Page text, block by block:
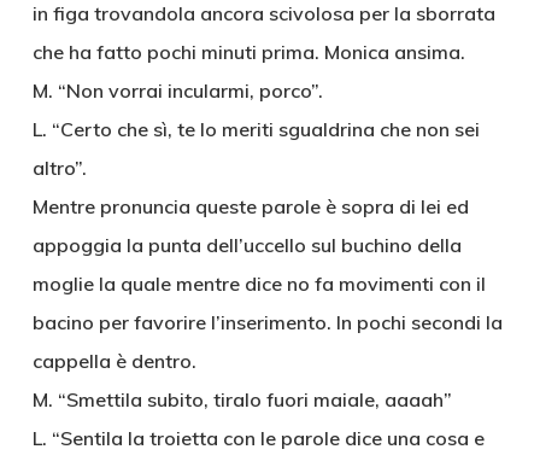
in figa trovandola ancora scivolosa per la sborrata
che ha fatto pochi minuti prima. Monica ansima.
M. “Non vorrai incularmi, porco”.
L. “Certo che sì, te lo meriti sgualdrina che non sei
altro”.
Mentre pronuncia queste parole è sopra di lei ed
appoggia la punta dell’uccello sul buchino della
moglie la quale mentre dice no fa movimenti con il
bacino per favorire l’inserimento. In pochi secondi la
cappella è dentro.
M. “Smettila subito, tiralo fuori maiale, aaaah”
L. “Sentila la troietta con le parole dice una cosa e